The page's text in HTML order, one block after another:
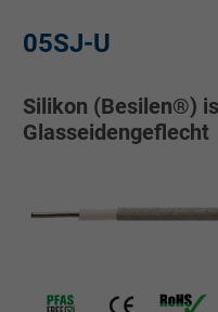
05SJ-U
Silikon (Besilen®)
Glasseidengeflecht